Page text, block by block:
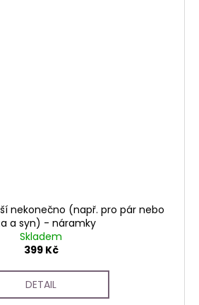
nekonečno (např. pro pár nebo
a syn) - náramky
Skladem
399 Kč
DETAIL